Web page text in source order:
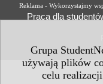
Grupa
używają plików
celu
Reklama - Wykorzystajmy
Praca dla